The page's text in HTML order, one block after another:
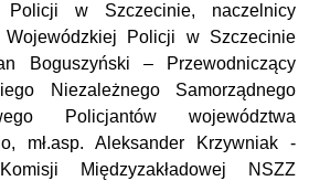
Policji w Szczecinie, naczelnicy
Wojewódzkiej Policji w Szczecinie
Boguszyński – Przewodniczący
Niezależnego Samorządnego
Policjantów województwa
mł.asp. Aleksander Krzywniak -
Międzyzakładowej NSZZ